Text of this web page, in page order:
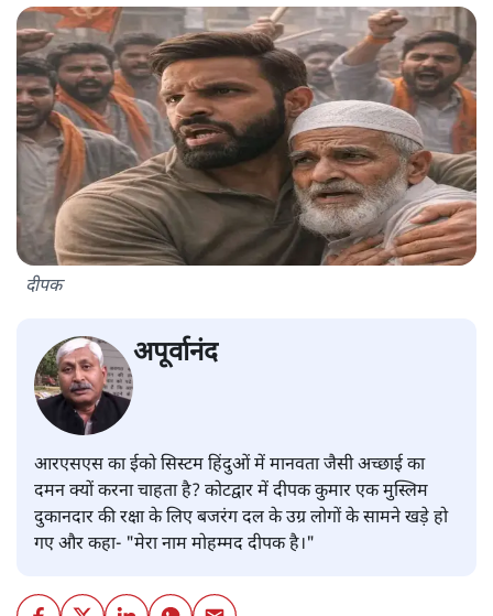
दीपक
अपूर्वानंद
आरएसएस का ईको सिस्टम हिंदुओं में मानवता जैसी अच्छाई का
दमन क्यों करना चाहता है? कोटद्वार में दीपक कुमार एक मुस्लिम
दुकानदार की रक्षा के लिए बजरंग दल के उग्र लोगों के सामने खड़े हो
गए और कहा- "मेरा नाम मोहम्मद दीपक है।"